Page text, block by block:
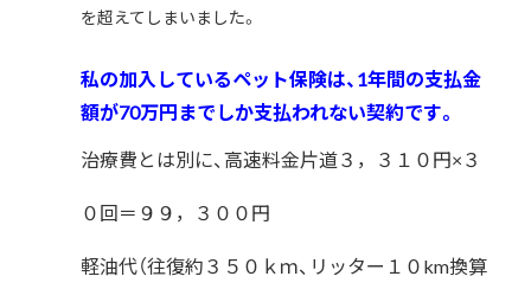
を超えてしまいました。
私の加入しているペット保険は、1年間の支払金
額が70万円までしか支払われない契約です。
治療費とは別に、高速料金片道３，３１０円×３
０回＝９９，３００円
軽油代（往復約３５０ｋｍ、リッター１０km換算